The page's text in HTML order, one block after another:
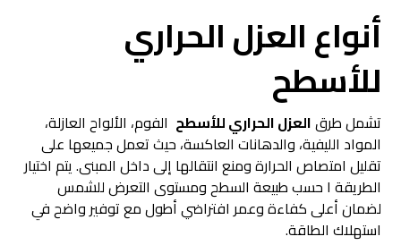
أنواع العزل الحراري
للأسطح
تشمل طرقالعزل الحراري للأسطح الفوم، الألواح العازلة،
المواد الليفية، والدهانات العاكسة، حيث تعمل جميعها على
تقليل امتصاص الحرارة ومنع انتقالها إلى داخل المبنى. يتم اختيار
الطريقة ا حسب طبيعة السطح ومستوى التعرض للشمس
لضمان أعلى كفاءة وعمر افتراضي أطول مع توفير واضح في
استهلاك الطاقة.